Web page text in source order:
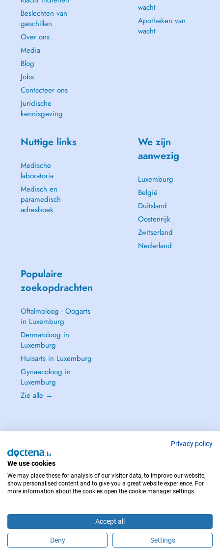
-Maladie de Parkinson et mouvements anormaux
-Sclérose en plaques/ MS
-Céphalées aiguës et chroniques
-Troubles neuro cognitives
Maak online een afspraak
Beslechten van
geschillen
Over ons
Media
Blog
Jobs
Contacteer ons
Juridische
kennisgeving
wacht
Apotheken van
wacht
Nuttige links
Medische
laboratoria
Medisch en
paramedisch
adresboek
We zijn
aanwezig
Luxemburg
België
Duitsland
Oostenrijk
Zwitserland
Nederland
Populaire
zoekopdrachten
Oftalmoloog - Oogarts
in Luxemburg
Dermatoloog in
Luxemburg
Huisarts in Luxemburg
Gynaecoloog in
Luxemburg
Zie alle →
NEEM IN GEVAL VAN NOOD CONTACT OP MET : 112
Copyright © 2026 - DOCTENA S.A. 42, Rue de la Vallée, L-2661 Luxembourg
Privacy policy
We use cookies
We may place these for analysis of our visitor data, to improve our website,
show personalised content and to give you a great website experience. For
more information about the cookies open the cookie manager settings.
Accept all
Deny Settings